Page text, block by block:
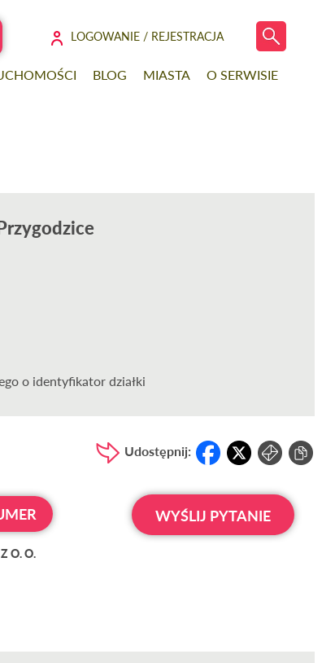
LOGOWANIE / REJESTRACJA
BLOG MIASTA O SERWISIE
o identyfikator działki
Udostępnij:
WYŚLIJ PYTANIE
O. O.